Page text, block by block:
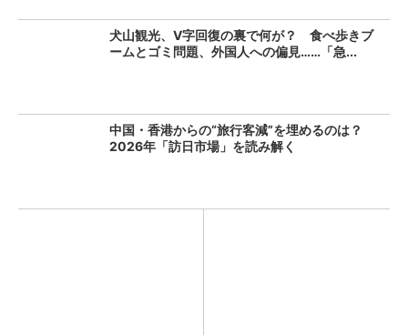
犬山観光、V字回復の裏で何が？ 食べ歩きブ
ームとゴミ問題、外国人への偏見……「急...
中国・香港からの“旅行客減”を埋めるのは？
2026年「訪日市場」を読み解く